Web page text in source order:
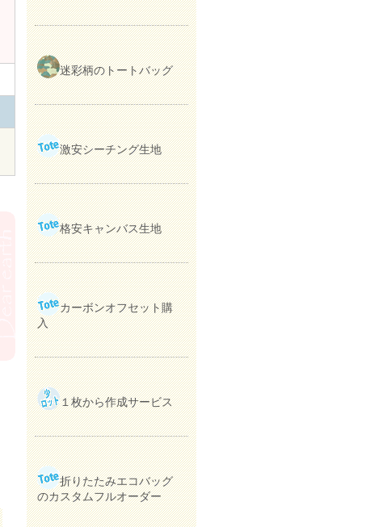
迷彩柄のトートバッグ
激安シーチング生地
格安キャンバス生地
カーボンオフセット購
入
１枚から作成サービス
折りたたみエコバッグ
のカスタムフルオーダー